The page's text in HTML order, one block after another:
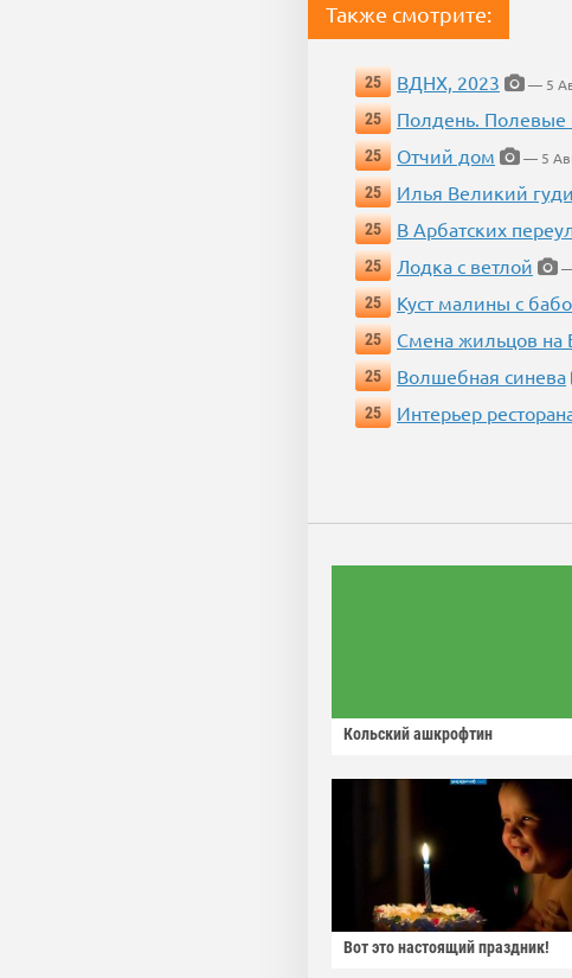
Также смотрите:
25 ВДНХ, 2023
— 5
25
Полдень. Полевые
25
Отчий дом
— 5
25
Илья Великий
25
В Арбатских
25
Лодка с ветлой
25
Куст малины с
25
Смена жильцов на
25
Волшебная синева
25
Интерьер
Кольский ашкрофтин
Вот это настоящий праздник!